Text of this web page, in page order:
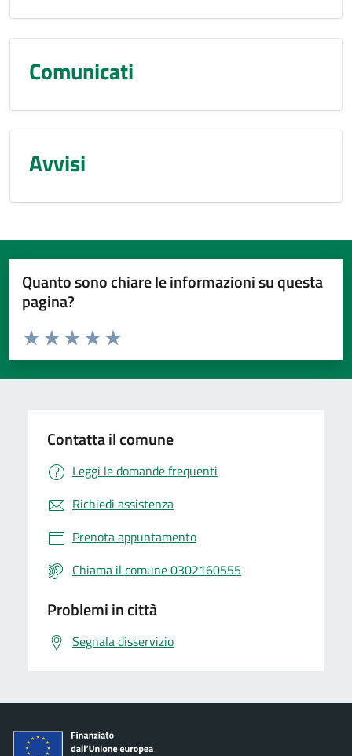
Comunicati
Avvisi
Quanto sono chiare le informazioni su questa
pagina?
Valuta da 1 a 5 stelle la pagina
Valuta 5 stelle su 5
Valuta 4 stelle su 5
Valuta 3 stelle su 5
Valuta 2 stelle su 5
Valuta 1 stelle su 5
Contatta il comune
Leggi le domande frequenti
Richiedi assistenza
Prenota appuntamento
Chiama il comune 0302160555
Problemi in città
Segnala disservizio